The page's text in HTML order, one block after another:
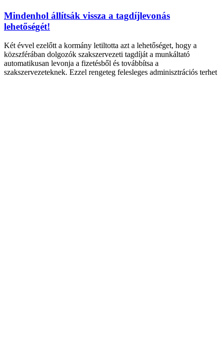
Mindenhol állítsák vissza a tagdíjlevonás
lehetőségét!
Két évvel ezelőtt a kormány letiltotta azt a lehetőséget, hogy a
közszférában dolgozók szakszervezeti tagdíját a munkáltató
automatikusan levonja a fizetésből és továbbítsa a
szakszervezeteknek. Ezzel rengeteg felesleges adminisztrációs terhet